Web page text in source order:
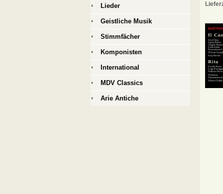
Lieder
Geistliche Musik
Stimmfächer
Komponisten
International
MDV Classics
Arie Antiche